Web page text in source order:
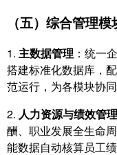
（五）综合管理模
1. 主数据管理 ：统一
搭建标准化数据库，
范运行，为各模块协同
2. 人力资源与绩效管理
酬、职业发展全生命
能数据自动核算员工